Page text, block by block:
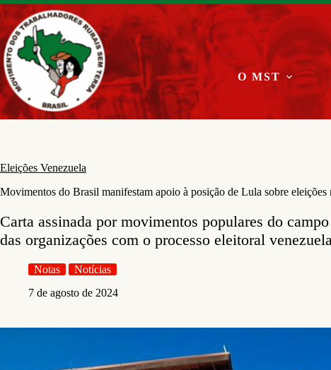
Pular
para
o
conteúdo
O MST
Eleições Venezuela
Movimentos do Brasil manifestam apoio à posição de Lula sobre eleições
Carta assinada por movimentos populares do
das organizações com o processo eleitoral
Notas
Notícias
7 de agosto de 2024